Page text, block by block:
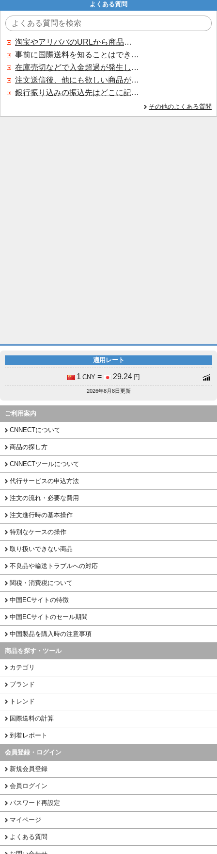
よくある質問
淘宝やアリババのURLから商品を探すことはできますか？
事前に国際送料を知ることはできますか？
在庫売切などで入金超過が発生した場合はいつ返金されますか？
注文送信後、他にも欲しい商品が見つかった場合、追加注文できますか？
銀行振り込みの振込先はどこに記載されていますか？
その他のよくある質問
適用レート
1 CNY = 29.24 円
2026年8月8日更新
ご利用案内
CNNECTについて
商品の探し方
CNNECTツールについて
代行サービスの申込方法
注文の流れ・必要な費用
注文進行時の基本操作
特別なケースの操作
取り扱いできない商品
不良品や輸送トラブルへの対応
関税・消費税について
中国ECサイトの特徴
中国ECサイトのセール期間
中国製品を購入時の注意事項
商品を探す・ツール
カテゴリ
ブランド
トレンド
国際送料の計算
到着レポート
会員登録・ログイン
新規会員登録
会員ログイン
パスワード再設定
マイページ
よくある質問